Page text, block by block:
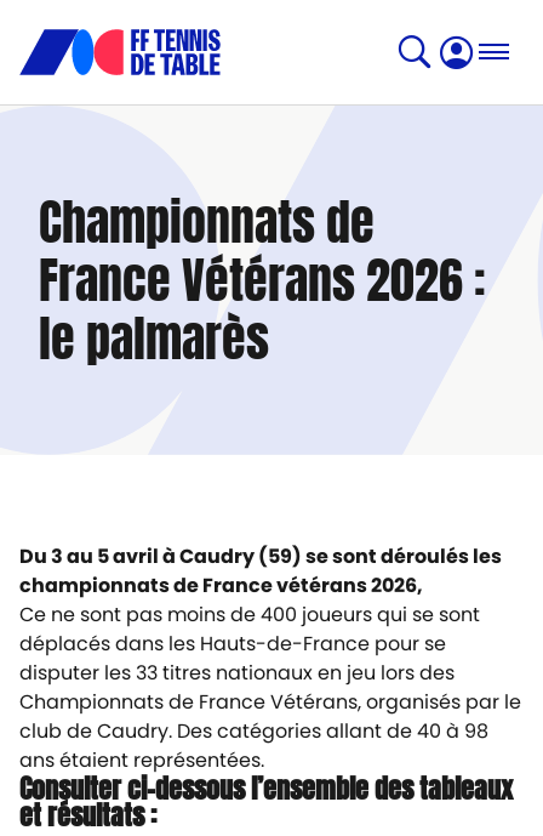
Championnats de
France Vétérans 2026 :
le palmarès
Du 3 au 5 avril à Caudry (59) se sont déroulés les
championnats de France vétérans 2026,
Ce ne sont pas moins de 400 joueurs qui se sont
déplacés dans les Hauts-de-France pour se
disputer les 33 titres nationaux en jeu lors des
Championnats de France Vétérans, organisés par le
club de Caudry. Des catégories allant de 40 à 98
ans étaient représentées.
Consulter ci-dessous l’ensemble des tableaux
et résultats :